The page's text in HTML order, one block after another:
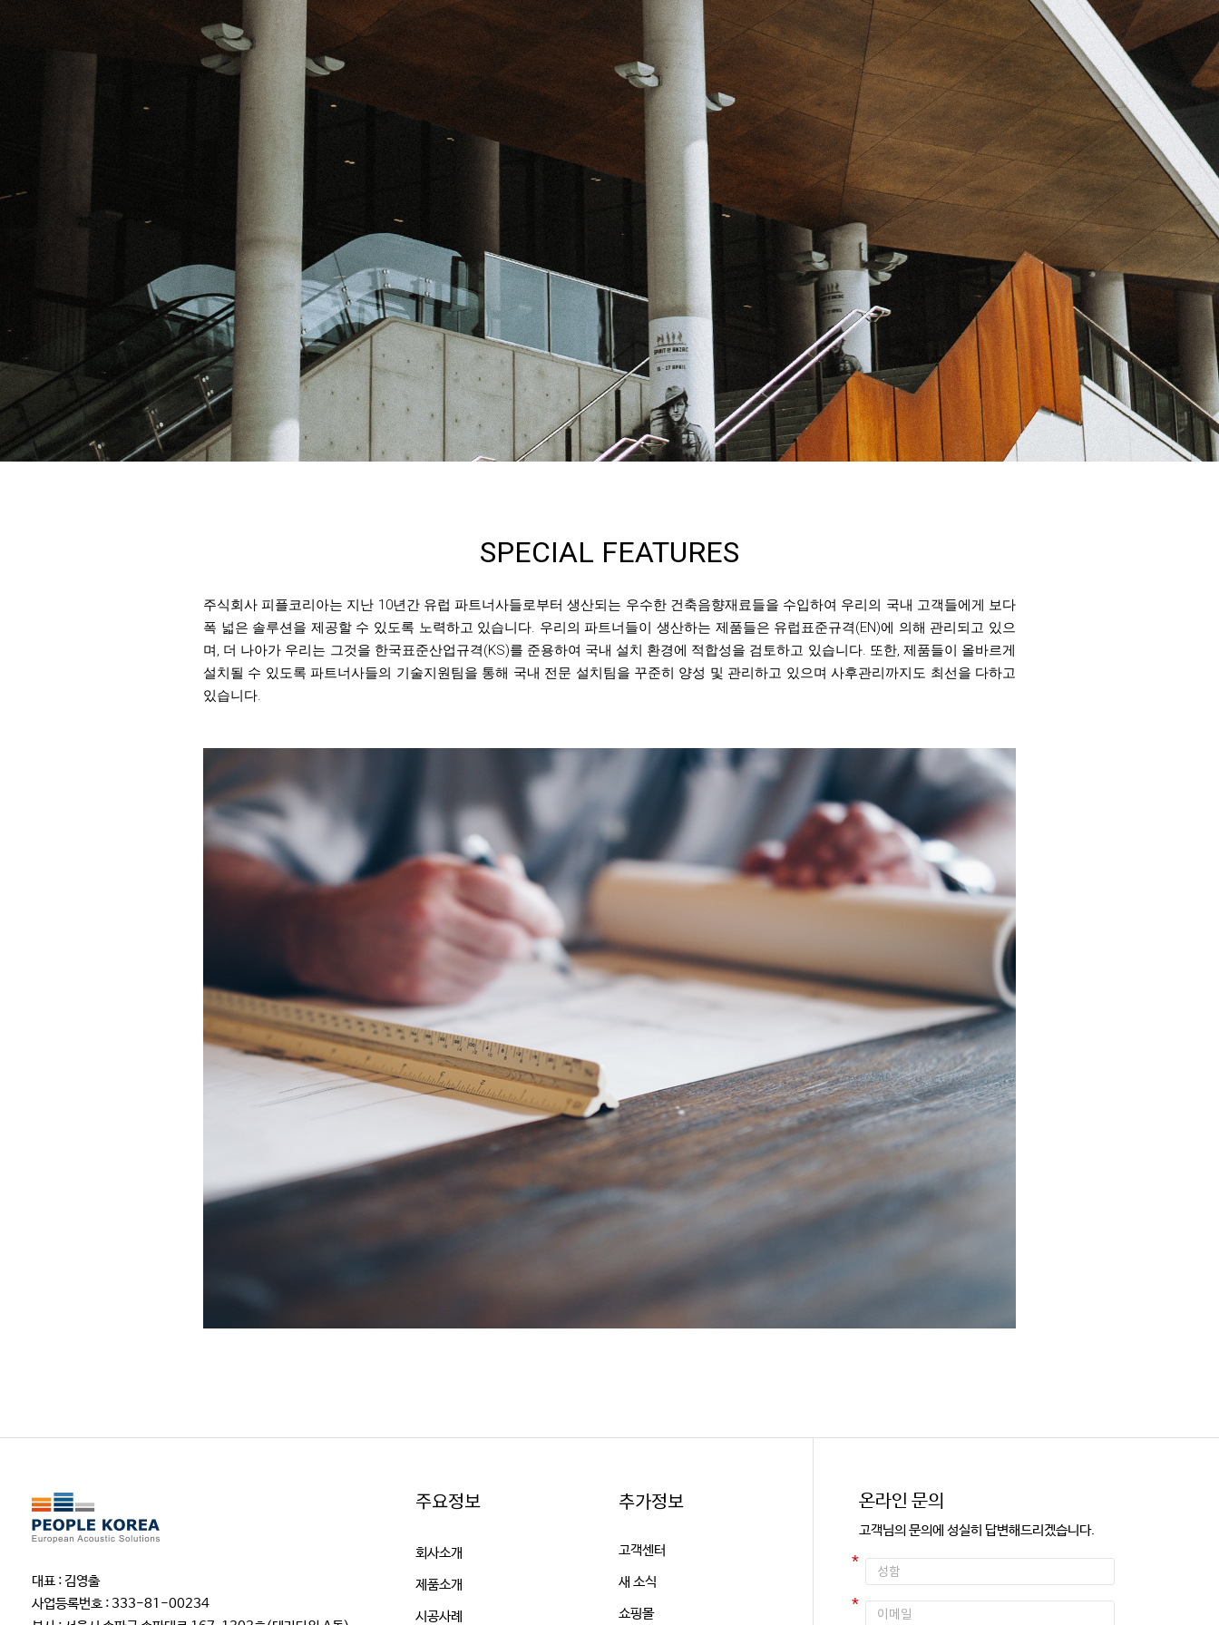
SPECIAL FEATURES
주식회사 피플코리아는 지난 10년간 유럽 파트너사들로부터 생산되는 우수한 건축음향재료들을 수입하여 우리의 국내 고객들에게 보다
폭 넓은 솔루션을 제공할 수 있도록 노력하고 있습니다. 우리의 파트너들이 생산하는 제품들은 유럽표준규격(EN)에 의해 관리되고 있으
며, 더 나아가 우리는 그것을 한국표준산업규격(KS)를 준용하여 국내 설치 환경에 적합성을 검토하고 있습니다. 또한, 제품들이 올바르게
설치될 수 있도록 파트너사들의 기술지원팀을 통해 국내 전문 설치팀을 꾸준히 양성 및 관리하고 있으며 사후관리까지도 최선을 다하고
있습니다.
대표 : 김영출
사업등록번호 : 333-81-00234
주요정보
회사소개
제품소개
시공사례
추가정보
고객센터
새 소식
쇼핑몰
온라인 문의
고객님의 문의에 성실히 답변해드리겠습니다.